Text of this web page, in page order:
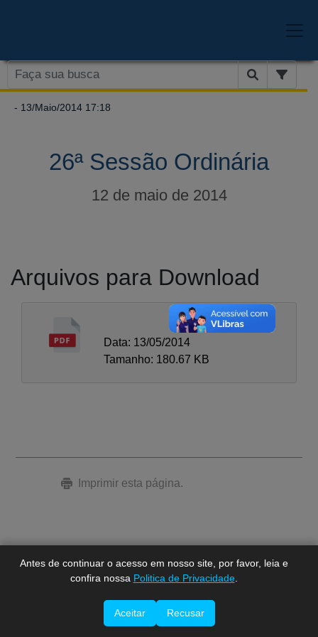
Antes de continuar o acesso em nosso site, por favor, leia e
confira nossa Politica de Privacidade.
Aceitar Recusar
- 13/Maio/2014 17:18
26ª Sessão Ordinária
12 de maio de 2014
Arquivos para Download
Data: 13/05/2014
Tamanho: 180.67 KB
Imprimir esta página.